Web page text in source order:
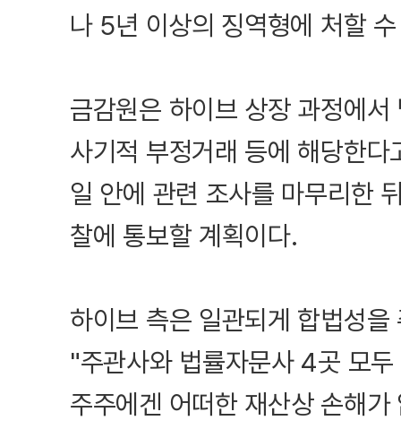
나 5년 이상의 징역형에 처할
금감원은 하이브 상장 과정에
사기적 부정거래 등에 해당한
일 안에 관련 조사를 마무리한
찰에 통보할 계획이다.
하이브 측은 일관되게 합법성
"주관사와 법률자문사 4곳 모
주주에겐 어떠한 재산상 손해